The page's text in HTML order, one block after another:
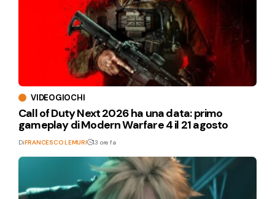
VIDEOGIOCHI
Call of Duty Next 2026 ha una data: primo
gameplay di Modern Warfare 4 il 21 agosto
DiFRANCESCO LEMURI 13 ore fa